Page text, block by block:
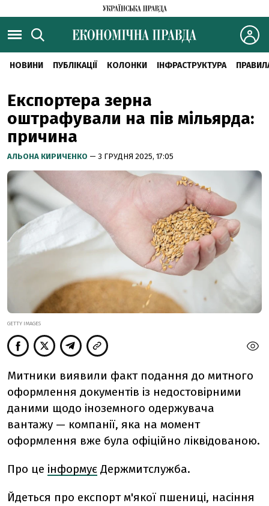
НОВИНИ ПУБЛІКАЦІЇ КОЛОНКИ ІНФРАСТРУКТУРА
Експортера зерна
оштрафували на пів мільярда:
причина
АЛЬОНА КИРИЧЕНКО — 3 ГРУДНЯ 2025, 17:05
GETTY IMAGES
Митники виявили факт подання до митного
оформлення документів із недостовірними
даними щодо іноземного одержувача
вантажу — компанії, яка на момент
оформлення вже була офіційно ліквідованою.
Про це інформує Держмитслужба.
Йдеться про експорт м'якої пшениці, насіння